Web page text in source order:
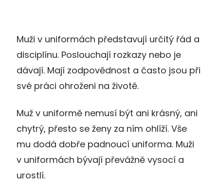
Muži v uniformách představují určitý řád a
disciplínu. Poslouchají rozkazy nebo je
dávají. Mají zodpovědnost a často jsou při
své práci ohroženi na životě.
Muž v uniformě nemusí být ani krásný, ani
chytrý, přesto se ženy za ním ohlíží. Vše
mu dodá dobře padnoucí uniforma. Muži
v uniformách bývají převážně vysocí a
urostlí.